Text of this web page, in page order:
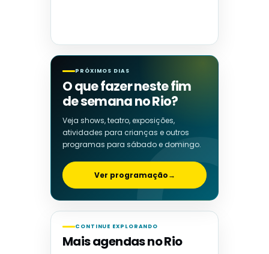
PRÓXIMOS DIAS
O que fazer neste fim
de semana no Rio?
Veja shows, teatro, exposições,
atividades para crianças e outros
programas para sábado e domingo.
Ver programação→
CONTINUE EXPLORANDO
Mais agendas no Rio